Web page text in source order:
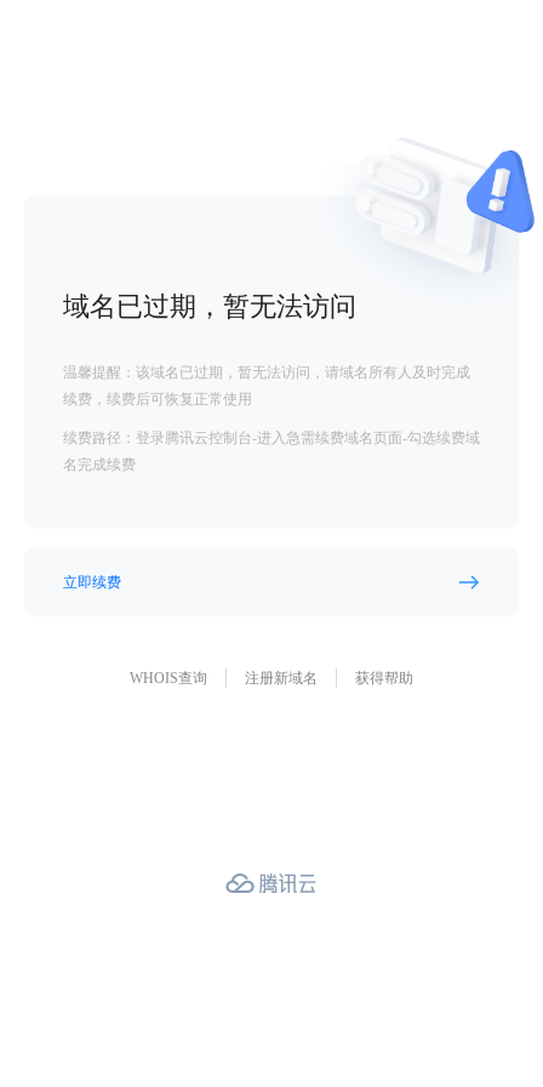
域名已过期，暂无法访问
温馨提醒：该域名已过期，暂无法访问，请域名所有人及时完成
续费，续费后可恢复正常使用
续费路径：登录腾讯云控制台-进入急需续费域名页面-勾选续费域
名完成续费
立即续费
WHOIS查询 注册新域名 获得帮助